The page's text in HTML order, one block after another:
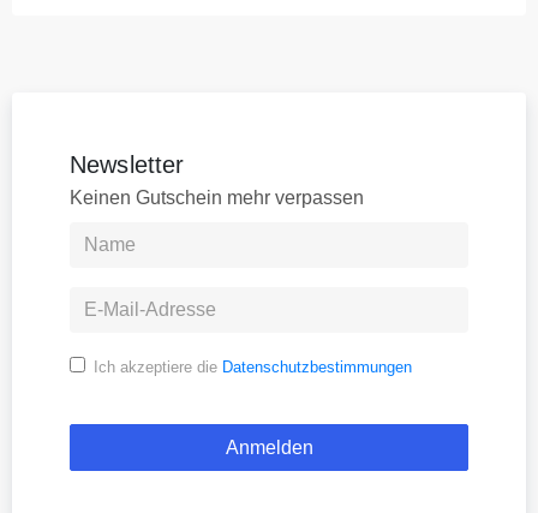
Newsletter
Keinen Gutschein mehr verpassen
Ich akzeptiere die Datenschutzbestimmungen